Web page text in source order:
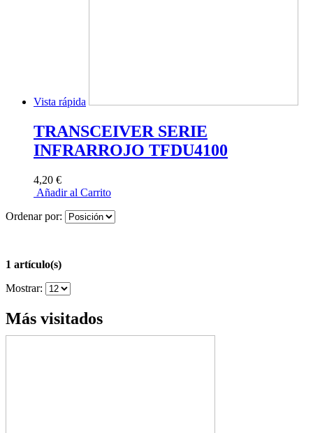
Vista rápida
TRANSCEIVER SERIE
INFRARROJO TFDU4100
4,20 €
Añadir al Carrito
Ordenar por:
1 artículo(s)
Mostrar:
Más visitados